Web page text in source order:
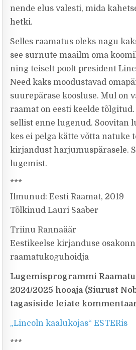
nende elus valesti, mida
hetki.
Selles raamatus oleks nagu
see surnute maailm oma
ning teiselt poolt president
Need kaks moodustavad
suurepärase koosluse. Mul on
raamat on eesti keelde
sellist enne lugenud. Soovitan
kes ei pelga kätte võtta natuke
kirjandust harjumuspärasele.
lugemist.
***
Ilmunud: Eesti Raamat, 2019
Tõlkinud Lauri Saaber
Triinu Rannaäär
Eestikeelse kirjanduse
raamatukoguhoidja
Lugemisprogrammi
2024/2025 hooaja (Siurust
tagasiside leiate
„Lincoln kaalukojas“ ESTERis
***